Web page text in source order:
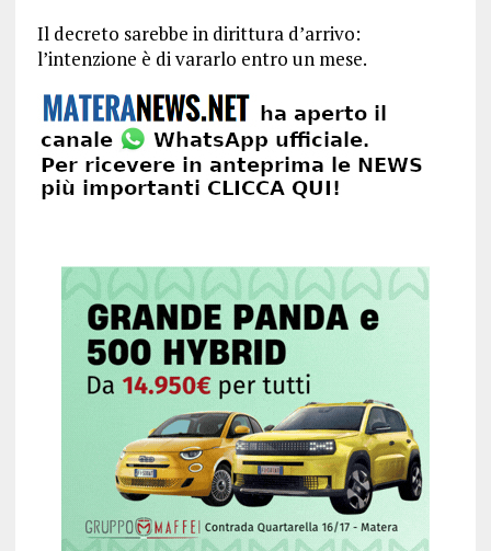
Il decreto sarebbe in dirittura d’arrivo:
l’intenzione è di vararlo entro un mese.